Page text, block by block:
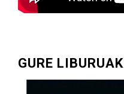
GURE LIBURUAK